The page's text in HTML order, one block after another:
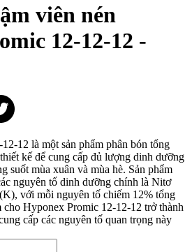
viên nén
12-12-12 -
12 là một sản phẩm phân bón tổng
kế để cung cấp đủ lượng dinh dưỡng
suốt mùa xuân và mùa hè. Sản phẩm
nguyên tố dinh dưỡng chính là Nitơ
với mỗi nguyên tố chiếm 12% tổng
Hyponex Promic 12-12-12 trở thành
cấp các nguyên tố quan trọng này